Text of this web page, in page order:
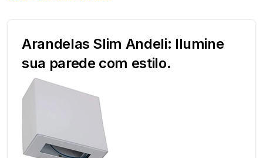
Arandelas Slim Andeli: Ilumine
sua parede com estilo.